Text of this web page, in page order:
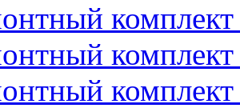
комплект
комплект